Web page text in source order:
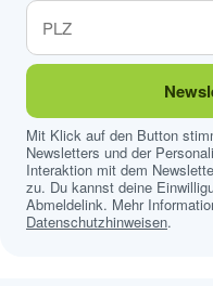
Mit Klick auf den Button
Newsletters und der
Interaktion mit dem
zu. Du kannst deine
Abmeldelink. Mehr
Datenschutzhinweisen.